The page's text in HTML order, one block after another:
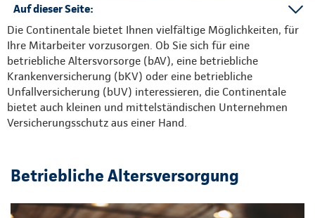
Auf dieser Seite:
bAV
bKV
bUV
Die Continentale bietet Ihnen vielfältige Möglichkeiten, für
Ihre Mitarbeiter vorzusorgen. Ob Sie sich für eine
betriebliche Altersvorsorge (bAV), eine betriebliche
Krankenversicherung (bKV) oder eine betriebliche
Unfallversicherung (bUV) interessieren, die Continentale
bietet auch kleinen und mittelständischen Unternehmen
Versicherungsschutz aus einer Hand.
Betriebliche Altersversorgung